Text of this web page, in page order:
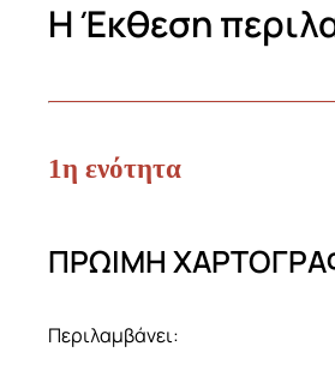
Η Έκθεση
1η ενότητα
ΠΡΩΙΜΗ
Περιλαμβάνει: